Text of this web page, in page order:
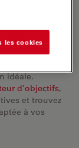
idéale.
d’objectifs,
et trouvez
à vos
les cookies